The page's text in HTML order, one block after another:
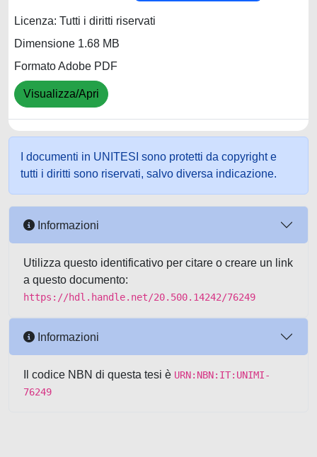
Licenza: Tutti i diritti riservati
Dimensione 1.68 MB
Formato Adobe PDF
Visualizza/Apri
I documenti in UNITESI sono protetti da copyright e
tutti i diritti sono riservati, salvo diversa indicazione.
Informazioni
Utilizza questo identificativo per citare o creare un link
a questo documento:
https://hdl.handle.net/20.500.14242/76249
Informazioni
Il codice NBN di questa tesi è URN:NBN:IT:UNIMI-
76249